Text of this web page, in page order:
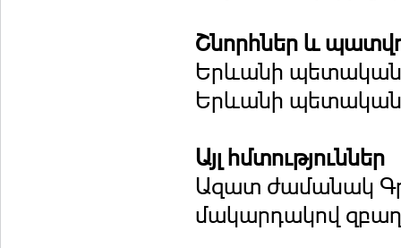
Շնորհներ և
Երևանի
Երևանի պետական
Այլ հմտություններ
Ազատ ժամանակ
մակարդակով